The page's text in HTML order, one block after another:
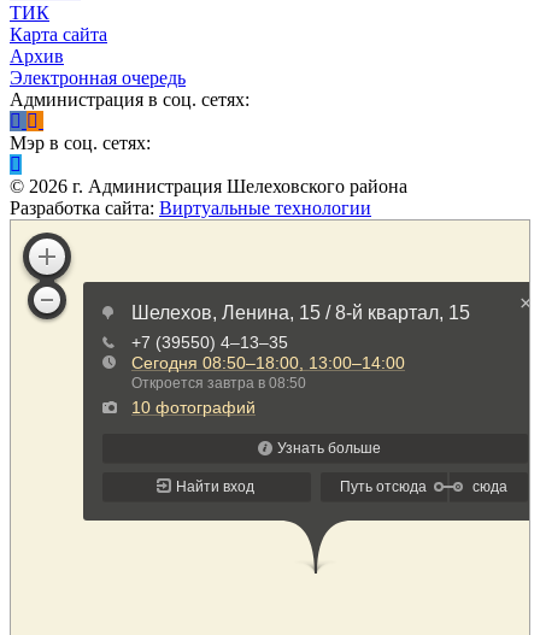
ТИК
Карта сайта
Архив
Электронная очередь
Администрация в соц. сетях:
Мэр в соц. сетях:
© 2026 г. Администрация Шелеховского района
Разработка сайта: Виртуальные технологии